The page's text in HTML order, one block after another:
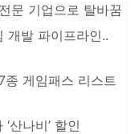
문 기업으로 탈바꿈
개발 파이프라인..
게임패스 리스트
산나비’ 할인